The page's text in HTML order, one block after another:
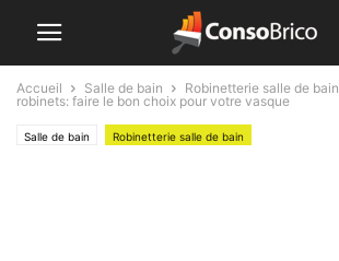
Accueil Salle de bain Robinetterie salle de bain
robinets: faire le bon choix pour votre vasque
Salle de bain Robinetterie salle de bain